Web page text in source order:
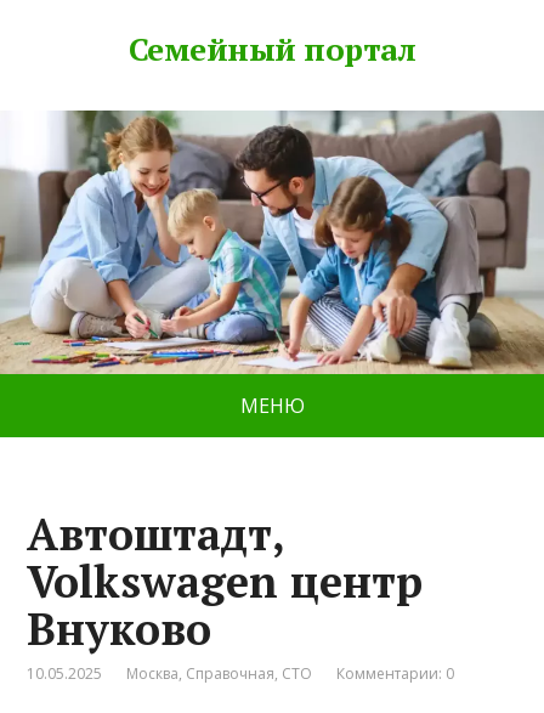
Семейный портал
МЕНЮ
Автоштадт,
Volkswagen центр
Внуково
10.05.2025 Москва, Справочная, СТО Комментарии: 0